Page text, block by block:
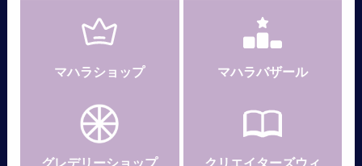
マハラショップ マハラバザール
グレデリーショップ
クリエイターズウィ